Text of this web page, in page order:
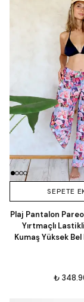
SEPETE
Plaj Pantalon Pareo
Yırtmaçlı
Kumaş Yüksek Bel
₺